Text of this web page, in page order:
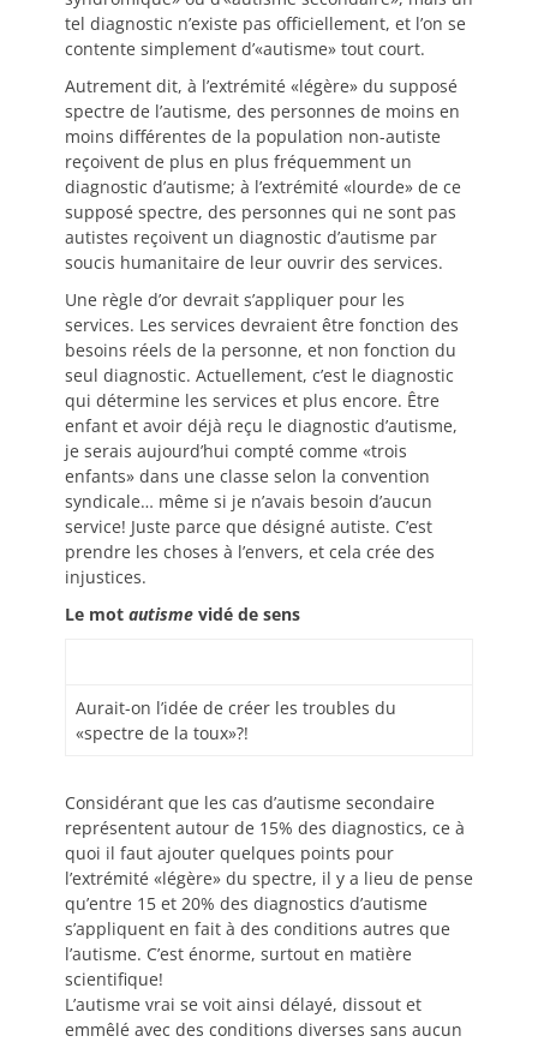
tel diagnostic n’existe pas officiellement, et l’on se
contente simplement d’«autisme» tout court.
Autrement dit, à l’extrémité «légère» du supposé
spectre de l’autisme, des personnes de moins en
moins différentes de la population non-autiste
reçoivent de plus en plus fréquemment un
diagnostic d’autisme; à l’extrémité «lourde» de ce
supposé spectre, des personnes qui ne sont pas
autistes reçoivent un diagnostic d’autisme par
soucis humanitaire de leur ouvrir des services.
Une règle d’or devrait s’appliquer pour les
services. Les services devraient être fonction des
besoins réels de la personne, et non fonction du
seul diagnostic. Actuellement, c’est le diagnostic
qui détermine les services et plus encore. Être
enfant et avoir déjà reçu le diagnostic d’autisme,
je serais aujourd’hui compté comme «trois
enfants» dans une classe selon la convention
syndicale… même si je n’avais besoin d’aucun
service! Juste parce que désigné autiste. C’est
prendre les choses à l’envers, et cela crée des
injustices.
Le mot autisme vidé de sens
Aurait-on l’idée de créer les troubles du
«spectre de la toux»?!
Considérant que les cas d’autisme secondaire
représentent autour de 15% des diagnostics, ce à
quoi il faut ajouter quelques points pour
l’extrémité «légère» du spectre, il y a lieu de pense
qu’entre 15 et 20% des diagnostics d’autisme
s’appliquent en fait à des conditions autres que
l’autisme. C’est énorme, surtout en matière
scientifique!
L’autisme vrai se voit ainsi délayé, dissout et
emmêlé avec des conditions diverses sans aucun